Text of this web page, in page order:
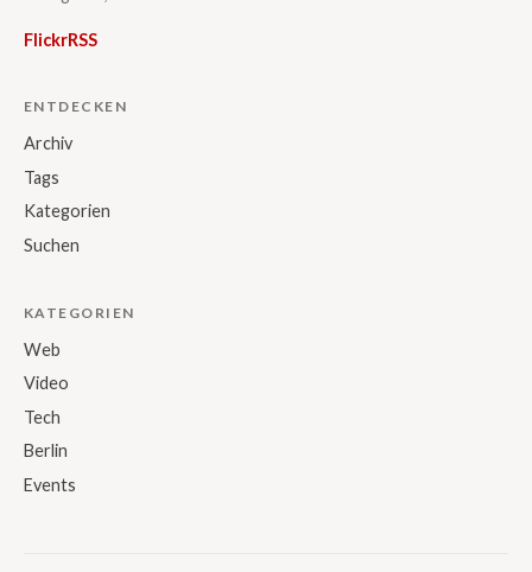
FlickrRSS
ENTDECKEN
Archiv
Tags
Kategorien
Suchen
KATEGORIEN
Web
Video
Tech
Berlin
Events